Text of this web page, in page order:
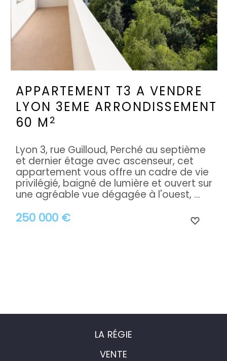
APPARTEMENT T3 A VENDRE
LYON 3EME ARRONDISSEMENT
60 M 2
250 000 €
Lyon 3, rue Guilloud, Perché au septième
et dernier étage avec ascenseur, cet
appartement vous offre un cadre de vie
privilégié, baigné de lumière et ouvert sur
une agréable vue dégagée à l'ouest, ...
LA RÉGIE
VENTE